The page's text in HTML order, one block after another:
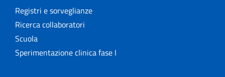
Registri e sorveglianze
Ricerca collaboratori
Scuola
Sperimentazione clinica fase I